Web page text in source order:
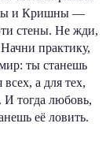
и Кришны —
стены. Не жди,
Начни практику,
ты станешь
а для тех,
И тогда любовь,
её ловить.